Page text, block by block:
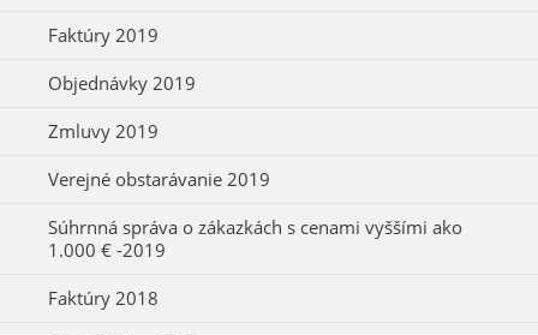
Faktúry 2019
Objednávky 2019
Zmluvy 2019
Verejné obstarávanie 2019
Súhrnná správa o zákazkách s cenami vyššími ako
1.000 € -2019
Faktúry 2018